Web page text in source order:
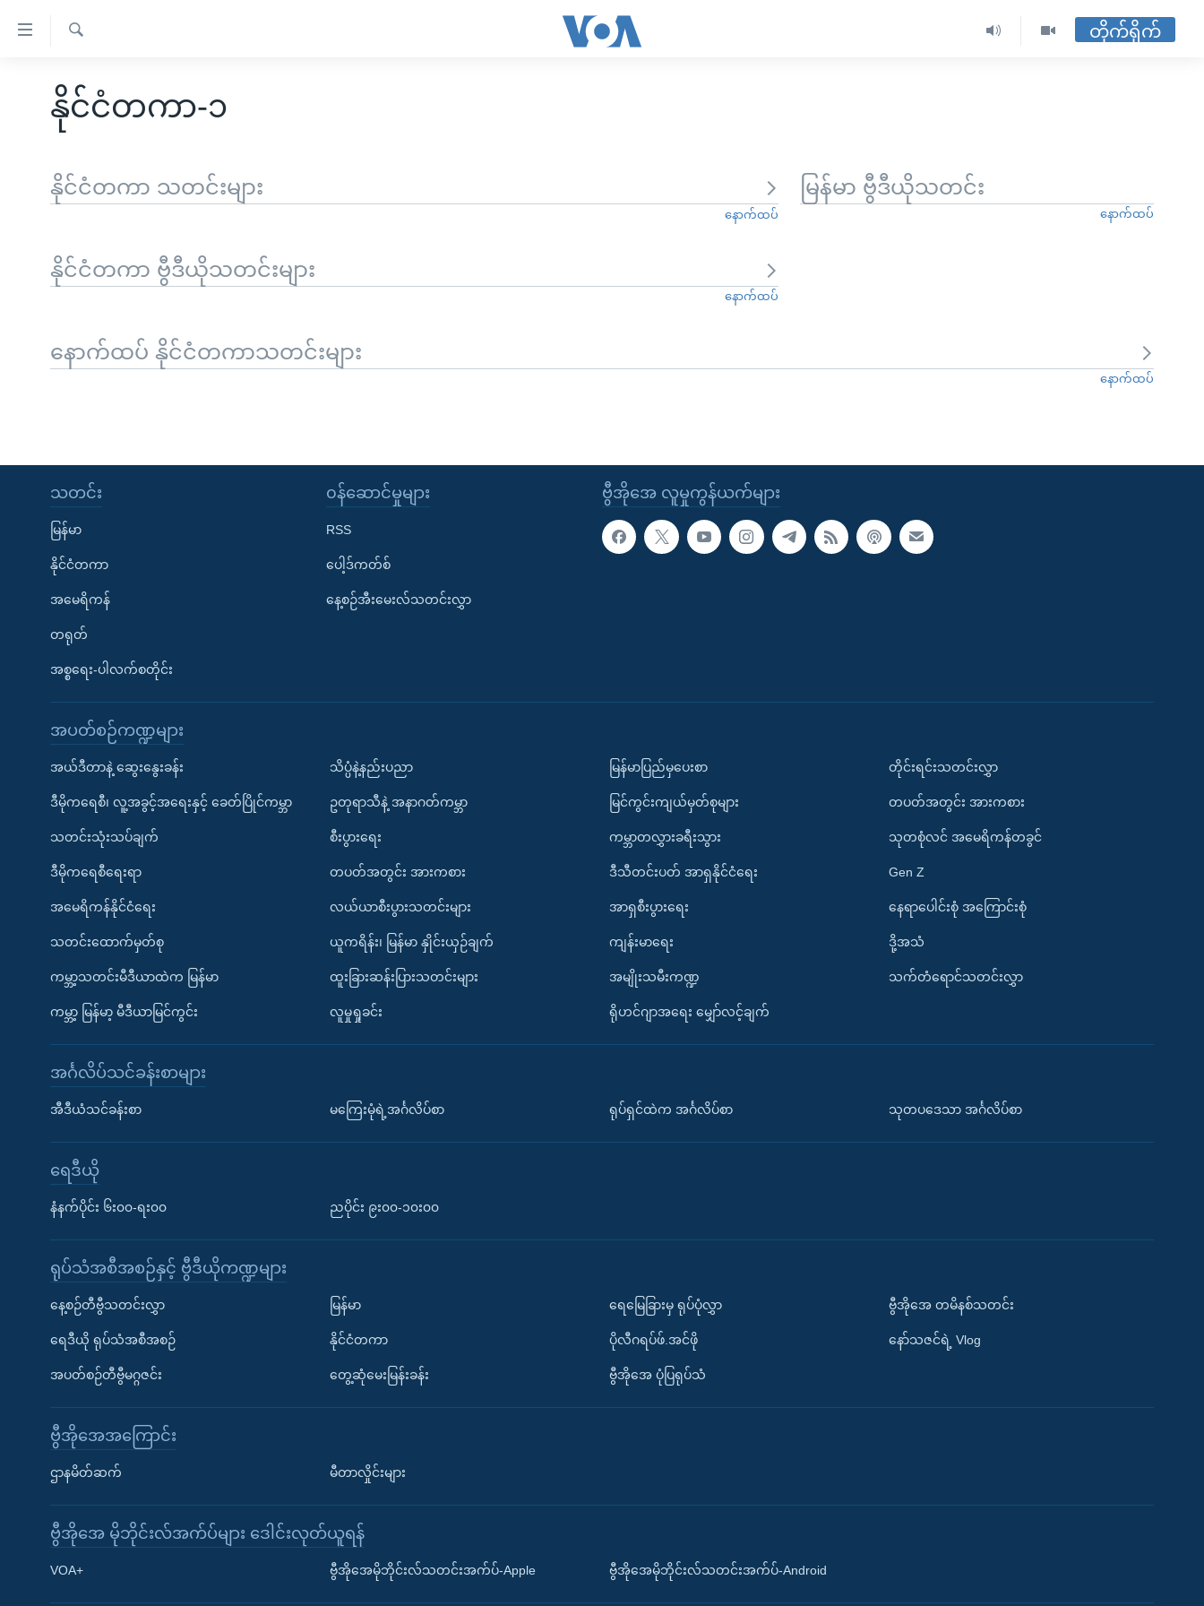
လွယ်ကူ
အကြောင်းအရာ
မူလစာမျက်နှာ
မြန်မာ
နိုင်ငံတကာ
အစ္စရေး-ပါလက်စတိုင်း
အင်္ဂလိပ်စာလေ့လာမယ်
မကြေးမုံရဲ့ အင်္ဂလိပ်စာ
ရုပ်ရှင်ထဲက အင်္ဂလိပ်စာ
တီဗွီ
ရေဒီယိုနှင့်ရုပ်သံ အချက်အလက်များ
ရေဒီယို/တီဗွီအစီအစဉ်
Learning English
ရ
လာ
တိုက်ရိုက်
နိုင်ငံတကာ-၁
နိုင်ငံတကာ သတင်းများ
နောက်ထပ်
နိုင်ငံတကာ ဗွီဒီယိုသတင်းများ
နောက်ထပ်
မြန်မာ ဗွီဒီယိုသတင်း
နောက်ထပ်
နောက်ထပ် နိုင်ငံတကာသတင်းများ
နောက်ထပ်
ဗွီအိုအေ လူမှုကွန်ယက်များ
သတင်း
မြန်မာ
နိုင်ငံတကာ
အမေရိကန်
တရုတ်
အစ္စရေး-ပါလက်စတိုင်း
၀န်ဆောင်မှုများ
RSS
ပေါ့ဒ်ကတ်စ်
နေ့စဉ်အီးမေးလ်သတင်းလွှာ
အပတ်စဉ်ကဏ္ဍများ
အယ်ဒီတာနဲ့ ဆွေးနွေးခန်း
ဒီမိုကရေစီ၊ လူ့အခွင့်အရေးနှင့် ခေတ်ပြိုင်ကမ္ဘာ
သတင်းသုံးသပ်ချက်
ဒီမိုကရေစီရေးရာ
အမေရိကန်နိုင်ငံရေး
သတင်းထောက်မှတ်စု
ကမ္ဘာ့သတင်းမီဒီယာထဲက မြန်မာ
ကမ္ဘာ့ မြန်မာ့ မီဒီယာမြင်ကွင်း
သိပ္ပံနဲ့နည်းပညာ
ဥတုရာသီနဲ့ အနာဂတ်ကမ္ဘာ
စီးပွားရေး
တပတ်အတွင်း အားကစား
လယ်ယာစီးပွားသတင်းများ
ယူကရိန်း၊ မြန်မာ နှိုင်းယှဉ်ချက်
ထူးခြားဆန်းပြားသတင်းများ
လူမှုရှုခင်း
မြန်မာပြည်မှပေးစာ
မြင်ကွင်းကျယ်မှတ်စုများ
ကမ္ဘာတလွှားခရီးသွား
ဒီသီတင်းပတ် အာရှနိုင်ငံရေး
အာရှစီးပွားရေး
ကျန်းမာရေး
အမျိုးသမီးကဏ္ဍ
ရိုဟင်ဂျာအရေး မျှော်လင့်ချက်
တိုင်းရင်းသတင်းလွှာ
တပတ်အတွင်း အားကစား
သုတစုံလင် အမေရိကန်တခွင်
Gen Z
နေရာပေါင်းစုံ အကြောင်းစုံ
ဒို့အသံ
သက်တံရောင်သတင်းလွှာ
အင်္ဂလိပ်သင်ခန်းစာများ
အီဒီယံသင်ခန်းစာ မကြေးမုံရဲ့အင်္ဂလိပ်စာ ရုပ်ရှင်ထဲက အင်္ဂလိပ်စာ သုတပဒေသာ အင်္ဂလိပ်စာ
ရေဒီယို
နံနက်ပိုင်း ၆း၀၀-ရး၀၀ ညပိုင်း ၉း၀၀-၁၀း၀၀
ရုပ်သံအစီအစဉ်နှင့် ဗွီဒီယိုကဏ္ဍများ
နေ့စဉ်တီဗွီသတင်းလွှာ
ရေဒီယို ရုပ်သံအစီအစဉ်
အပတ်စဉ်တီဗွီမဂ္ဂဇင်း
မြန်မာ
နိုင်ငံတကာ
တွေ့ဆုံမေးမြန်းခန်း
ရေမြေခြားမှ ရုပ်ပုံလွှာ
ပိုလီဂရပ်ဖ်.အင်ဖို
ဗွီအိုအေ ပုံပြရုပ်သံ
ဗွီအိုအေ တမိနစ်သတင်း
နော်သဇင်ရဲ့ Vlog
ဗွီအိုအေအကြောင်း
ဌာနမိတ်ဆက် မီတာလှိုင်းများ
ဗွီအိုအေ မိုဘိုင်းလ်အက်ပ်များ ဒေါင်းလုတ်ယူရန်
VOA+ ဗွီအိုအေမိုဘိုင်းလ်သတင်းအက်ပ်-Apple ဗွီအိုအေမိုဘိုင်းလ်သတင်းအက်ပ်-Android